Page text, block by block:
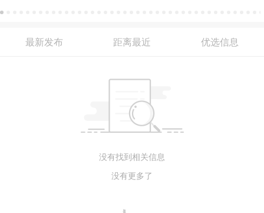
最新发布 距离最近 优选信息
没有找到相关信息
没有更多了